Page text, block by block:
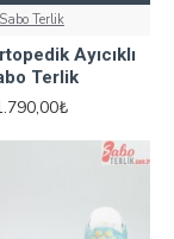
Sabo Terlik
Ayıcıklı
Terlik